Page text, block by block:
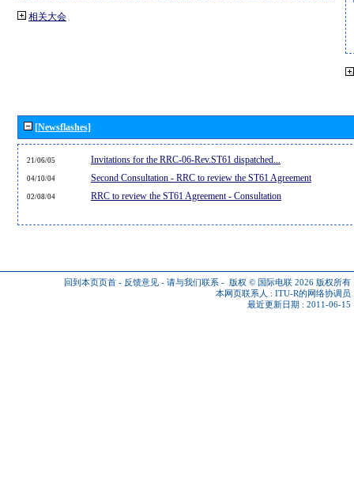
相关大会
[Newsflashes]
21/06/05 Invitations for the RRC-06-Rev.ST61 dispatched...
04/10/04 Second Consultation - RRC to review the ST61 Agreement
02/08/04 RRC to review the ST61 Agreement - Consultation
回到本页页首 - 反馈意见 - 请与我们联系 - 版权 © 国际电联 2026 版权所有
本网页联系人 : ITU-R的网络协调员
最近更新日期 : 2011-06-15